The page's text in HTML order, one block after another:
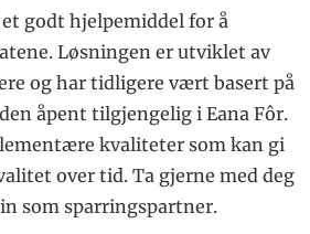
godt hjelpemiddel for å
Løsningen er utviklet av
og har tidligere vært basert på
åpent tilgjengelig i Eana Fôr.
kvaliteter som kan gi
over tid. Ta gjerne med deg
som sparringspartner.